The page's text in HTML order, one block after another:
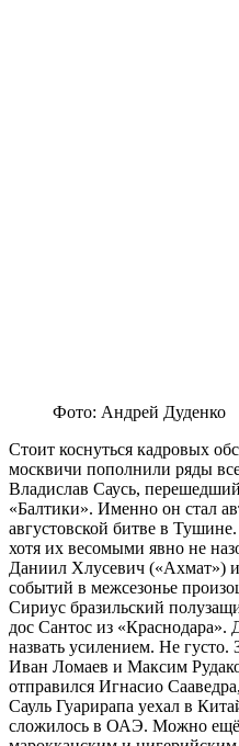
Фото: Андрей Дуденко
Стоит коснуться кадровых
москвичи пополнили ряды
Владислав Саусь,
«Балтики». Именно он стал
августовской битве в
хотя их весомыми явно не
Даниил Хлусевич («Ахмат»)
событий в межсезонье
Сириус бразильский
дос Сантос из
назвать усилением. Не густо.
Иван Ломаев и Максим
отправился Игнасио
Сауль Гуарирапа уехал в
сложилось в ОАЭ. Можно ещё